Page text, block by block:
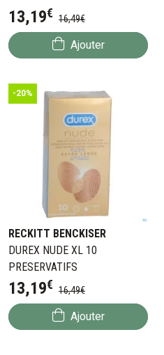
13,19€ 16,49€
Ajouter
-20%
RECKITT BENCKISER
DUREX NUDE XL 10
PRESERVATIFS
13,19€ 16,49€
Ajouter